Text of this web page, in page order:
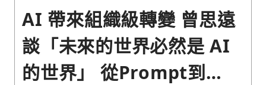
AI 帶來組織級轉變 曾思遠
談「未來的世界必然是 AI
的世界」 從Prompt到